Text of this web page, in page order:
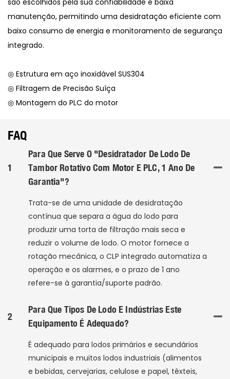
manutenção, permitindo uma desidratação eficiente com
baixo consumo de energia e monitoramento de segurança
integrado.
◎ Estrutura em aço inoxidável SUS304
◎ Filtragem de Precisão Suíça
◎ Montagem do PLC do motor
FAQ
1
Para Que Serve O "Desidratador De Lodo De
Tambor Rotativo Com Motor E PLC, 1 Ano De
Garantia"?
Trata-se de uma unidade de desidratação
contínua que separa a água do lodo para
produzir uma torta de filtração mais seca e
reduzir o volume de lodo. O motor fornece a
rotação mecânica, o CLP integrado automatiza a
operação e os alarmes, e o prazo de 1 ano
refere-se à garantia/suporte padrão.
2
Para Que Tipos De Lodo E Indústrias Este
Equipamento É Adequado?
É adequado para lodos primários e secundários
municipais e muitos lodos industriais (alimentos
e bebidas, cervejarias, celulose e papel, têxteis,